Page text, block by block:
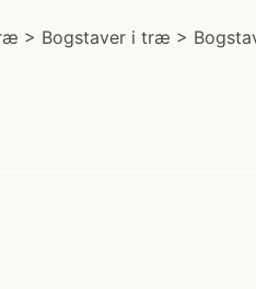
> Bogstaver i træ >